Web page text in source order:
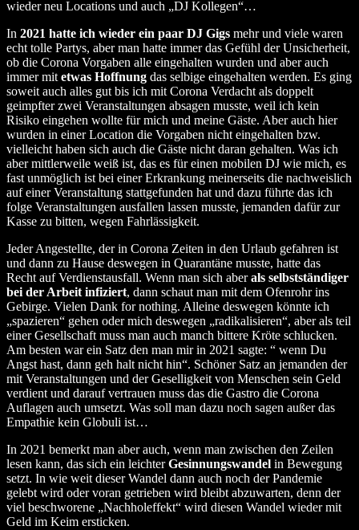
wieder neu Locations und auch „DJ Kollegen“…
In 2021 hatte ich wieder ein paar DJ Gigs mehr und viele waren
echt tolle Partys, aber man hatte immer das Gefühl der Unsicherheit,
ob die Corona Vorgaben alle eingehalten wurden und aber auch
immer mit etwas Hoffnung das selbige eingehalten werden. Es ging
soweit auch alles gut bis ich mit Corona Verdacht als doppelt
geimpfter zwei Veranstaltungen absagen musste, weil ich kein
Risiko eingehen wollte für mich und meine Gäste. Aber auch hier
wurden in einer Location die Vorgaben nicht eingehalten bzw.
vielleicht haben sich auch die Gäste nicht daran gehalten. Was ich
aber mittlerweile weiß ist, das es für einen mobilen DJ wie mich, es
fast unmöglich ist bei einer Erkrankung meinerseits die nachweislich
auf einer Veranstaltung stattgefunden hat und dazu führte das ich
folge Veranstaltungen ausfallen lassen musste, jemanden dafür zur
Kasse zu bitten, wegen Fahrlässigkeit.
Jeder Angestellte, der in Corona Zeiten in den Urlaub gefahren ist
und dann zu Hause deswegen in Quarantäne musste, hatte das
Recht auf Verdienstausfall. Wenn man sich aberals selbstständiger
bei der Arbeit infiziert, dann schaut man mit dem Ofenrohr ins
Gebirge. Vielen Dank for nothing. Alleine deswegen könnte ich
„spazieren“ gehen oder mich deswegen „radikalisieren“, aber als teil
einer Gesellschaft muss man auch manch bittere Kröte schlucken.
Am besten war ein Satz den man mir in 2021 sagte: “ wenn Du
Angst hast, dann geh halt nicht hin“. Schöner Satz an jemanden der
mit Veranstaltungen und der Geselligkeit von Menschen sein Geld
verdient und darauf vertrauen muss das die Gastro die Corona
Auflagen auch umsetzt. Was soll man dazu noch sagen außer das
Empathie kein Globuli ist…
In 2021 bemerkt man aber auch, wenn man zwischen den Zeilen
lesen kann, das sich ein leichterGesinnungswandel in Bewegung
setzt. In wie weit dieser Wandel dann auch noch der Pandemie
gelebt wird oder voran getrieben wird bleibt abzuwarten, denn der
viel beschworene „Nachholeffekt“ wird diesen Wandel wieder mit
Geld im Keim ersticken.